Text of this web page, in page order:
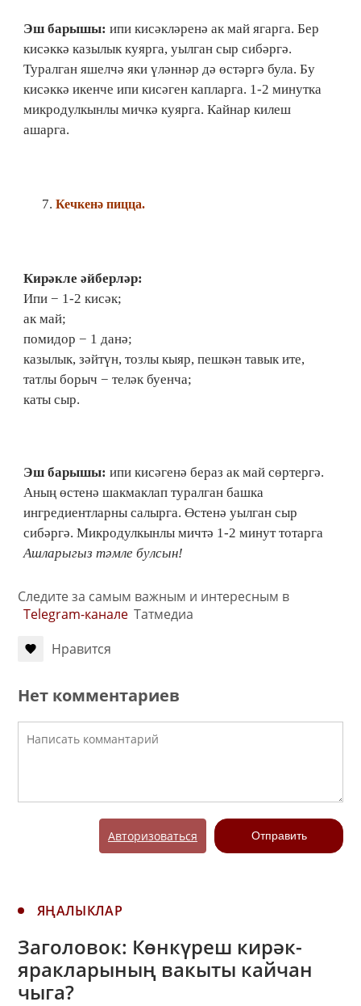
Эш барышы: ипи кисәкләренә ак май ягарга. Бер
кисәккә казылык куярга, уылган сыр сибәргә.
Туралган яшелчә яки үләннәр дә өстәргә була. Бу
кисәккә икенче ипи кисәген капларга. 1-2 минутка
микродулкынлы мичкә куярга. Кайнар килеш
ашарга.
Кечкенә пицца.
Кирәкле әйберләр:
Ипи − 1-2 кисәк;
ак май;
помидор − 1 данә;
казылык, зәйтүн, тозлы кыяр, пешкән тавык ите,
татлы борыч − теләк буенча;
каты сыр.
Эш барышы: ипи кисәгенә бераз ак май сөртергә.
Аның өстенә шакмаклап туралган башка
ингредиентларны салырга. Өстенә уылган сыр
сибәргә. Микродулкынлы мичтә 1-2 минут тотарга
Ашларыгыз тәмле булсын!
Следите за самым важным и интересным в
Telegram-канале Татмедиа
Нравится
Нет комментариев
Авторизоваться Отправить
ЯҢАЛЫКЛАР
Заголовок: Көнкүреш кирәк-
яракларының вакыты кайчан
чыга?